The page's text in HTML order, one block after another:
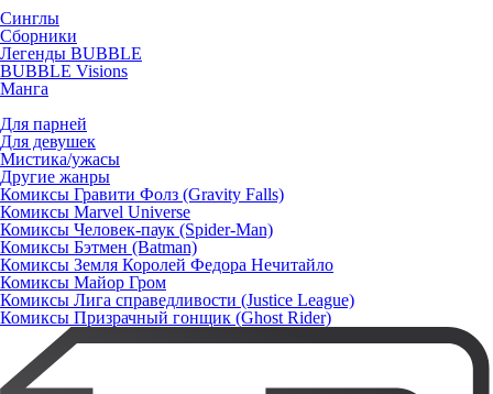
Синглы
Сборники
Легенды BUBBLE
BUBBLE Visions
Манга
Для парней
Для девушек
Мистика/ужасы
Другие жанры
Комиксы Гравити Фолз (Gravity Falls)
Комиксы Marvel Universe
Комиксы Человек-паук (Spider-Man)
Комиксы Бэтмен (Batman)
Комиксы Земля Королей Федора Нечитайло
Комиксы Майор Гром
Комиксы Лига справедливости (Justice League)
Комиксы Призрачный гонщик (Ghost Rider)